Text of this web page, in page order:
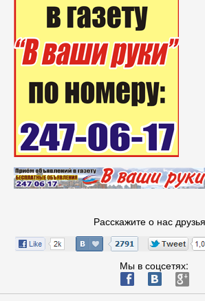
Расскажите о нас
Мы в соцсетях:
ä æ è